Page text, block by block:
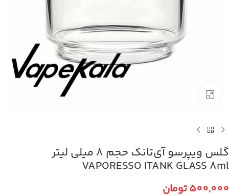
گلس ویپرسو آی‌تانک حجم 8 میلی لیتر
VAPORESSO ITANK GLASS 8ml
500,000تومان